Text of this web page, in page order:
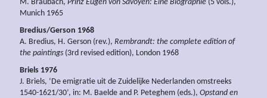
M. Braubach, Prinz Eugen von Savoyen: Eine Biographie (5 vols.),
Munich 1965
Bredius/Gerson 1968
A. Bredius, H. Gerson (rev.), Rembrandt: the complete edition of
the paintings (3rd revised edition), London 1968
Briels 1976
J. Briels, ‘De emigratie uit de Zuidelijke Nederlanden omstreeks
1540-1621/30’, in: M. Baelde and P. Peteghem (eds.), Opstand en